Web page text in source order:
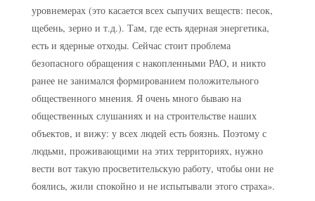
уровнемерах (это касается всех сыпучих веществ: песок,
щебень, зерно и т.д.). Там, где есть ядерная энергетика,
есть и ядерные отходы. Сейчас стоит проблема
безопасного обращения с накопленными РАО, и никто
ранее не занимался формированием положительного
общественного мнения. Я очень много бываю на
общественных слушаниях и на строительстве наших
объектов, и вижу: у всех людей есть боязнь. Поэтому с
людьми, проживающими на этих территориях, нужно
вести вот такую просветительскую работу, чтобы они не
боялись, жили спокойно и не испытывали этого страха».